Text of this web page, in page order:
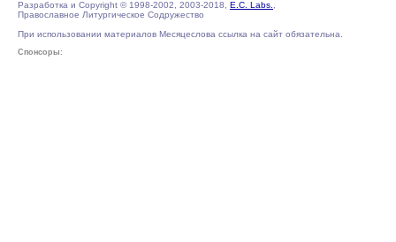
Разработка и Copyright © 1998-2002, 2003-2018, E.C. Labs.
Православное Литургическое Содружество
При использовании материалов Месяцеслова ссылка на сайт обязательна.
Спонсоры: